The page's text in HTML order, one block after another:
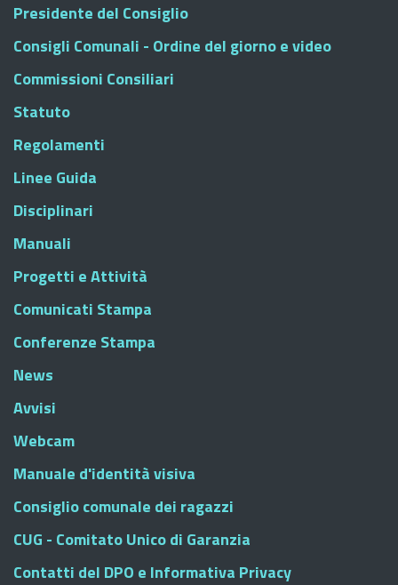
Presidente del Consiglio
Consigli Comunali - Ordine del giorno e video
Commissioni Consiliari
Statuto
Regolamenti
Linee Guida
Disciplinari
Manuali
Progetti e Attività
Comunicati Stampa
Conferenze Stampa
News
Avvisi
Webcam
Manuale d'identità visiva
Consiglio comunale dei ragazzi
CUG - Comitato Unico di Garanzia
Contatti del DPO e Informativa Privacy